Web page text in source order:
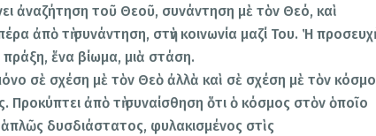
ἀναζήτηση τοῦ Θεοῦ, συνάντηση μὲ τὸν Θεό, καὶ
ἀπὸ τὴ συνάντηση, στὴν κοινωνία μαζί Του. Ἡ προσευχὴ
πράξη, ἕνα βίωμα, μιὰ στάση.
σὲ σχέση μὲ τὸν Θεὸ ἀλλὰ καὶ σὲ σχέση μὲ τὸν κόσμο
Προκύπτει ἀπὸ τὴ συναίσθηση ὅτι ὁ κόσμος στὸν ὁποῖο
ἁπλῶς δυσδιάστατος, φυλακισμένος στὶς